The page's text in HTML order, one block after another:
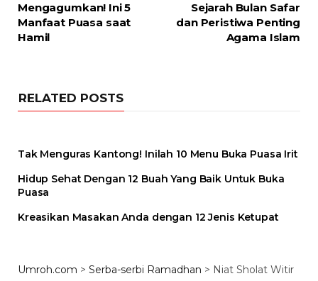
Mengagumkan! Ini 5
Manfaat Puasa saat
Hamil
Sejarah Bulan Safar
dan Peristiwa Penting
Agama Islam
RELATED POSTS
Tak Menguras Kantong! Inilah 10 Menu Buka Puasa Irit
Hidup Sehat Dengan 12 Buah Yang Baik Untuk Buka
Puasa
Kreasikan Masakan Anda dengan 12 Jenis Ketupat
Umroh.com > Serba-serbi Ramadhan > Niat Sholat Witir